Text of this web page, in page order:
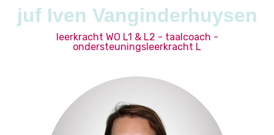
juf Iven Vanginderhuysen
leerkracht WO L1 & L2 - taalcoach -
ondersteuningsleerkracht L